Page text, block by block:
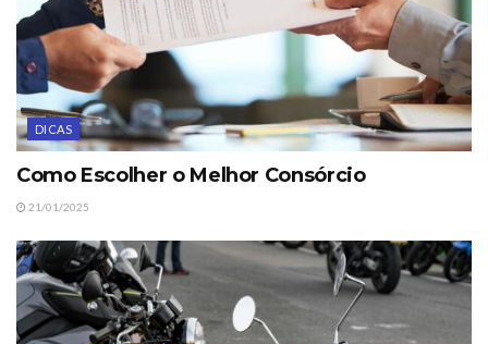
DICAS
Como Escolher o Melhor Consórcio
21/01/2025